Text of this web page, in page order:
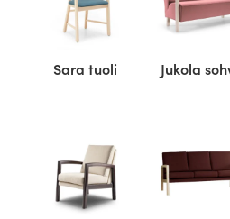
Sara tuoli Jukola